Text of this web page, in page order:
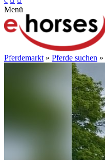
Menü
Pferdemarkt » Pferde suchen »